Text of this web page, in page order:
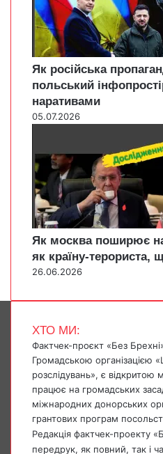
Як російська
польський
наративами
05.07.2026
Як москва поширює
як країну-терориста,
26.06.2026
ХТО МИ:
Фактчек-проєкт «Без
Громадською організацією
розслідувань», є
працює на громадських
міжнародних донорських
грантових програм
Редакція фактчек-проекту
передрук, як повний, так і